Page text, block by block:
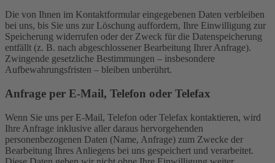
Die von Ihnen im Kontaktformular eingegebenen Daten verbleiben
bei uns, bis Sie uns zur Löschung auffordern, Ihre Einwilligung zur
Speicherung widerrufen oder der Zweck für die Datenspeicherung
entfällt (z. B. nach abgeschlossener Bearbeitung Ihrer Anfrage).
Zwingende gesetzliche Bestimmungen – insbesondere
Aufbewahrungsfristen – bleiben unberührt.
Anfrage per E-Mail, Telefon oder Telefax
Wenn Sie uns per E-Mail, Telefon oder Telefax kontaktieren, wird
Ihre Anfrage inklusive aller daraus hervorgehenden
personenbezogenen Daten (Name, Anfrage) zum Zwecke der
Bearbeitung Ihres Anliegens bei uns gespeichert und verarbeitet.